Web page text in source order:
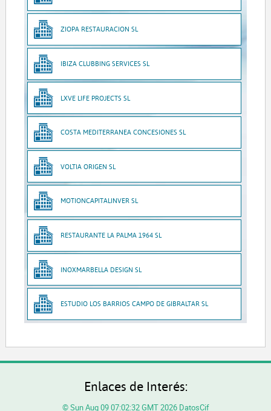
ZIOPA RESTAURACION SL
IBIZA CLUBBING SERVICES SL
LXVE LIFE PROJECTS SL
COSTA MEDITERRANEA CONCESIONES SL
VOLTIA ORIGEN SL
MOTIONCAPITALINVER SL
RESTAURANTE LA PALMA 1964 SL
INOXMARBELLA DESIGN SL
ESTUDIO LOS BARRIOS CAMPO DE GIBRALTAR SL
Enlaces de Interés:
© Sun Aug 09 07:02:32 GMT 2026 DatosCif